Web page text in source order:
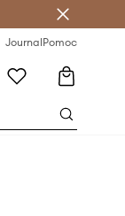
JournalPomoc